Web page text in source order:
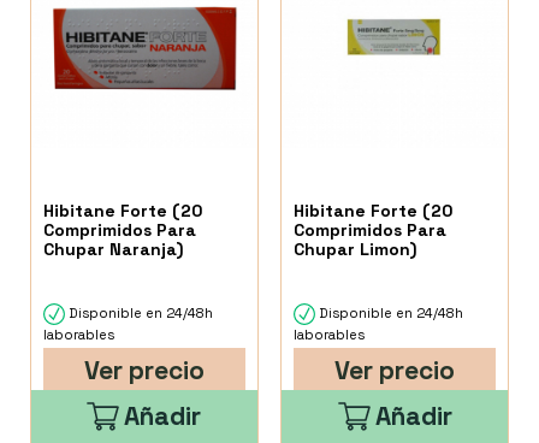
Hibitane Forte (20
Comprimidos Para
Chupar Naranja)
Disponible en 24/48h
laborables
Ver precio
Añadir
Hibitane Forte (20
Comprimidos Para
Chupar Limon)
Disponible en 24/48h
laborables
Ver precio
Añadir